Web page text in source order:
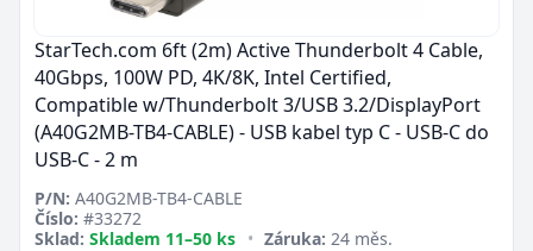
StarTech.com 6ft (2m) Active Thunderbolt 4 Cable,
40Gbps, 100W PD, 4K/8K, Intel Certified,
Compatible w/Thunderbolt 3/USB 3.2/DisplayPort
(A40G2MB-TB4-CABLE) - USB kabel typ C - USB-C do
USB-C - 2 m
P/N: A40G2MB-TB4-CABLE
Číslo: #33272
Sklad: Skladem 11–50 ks • Záruka: 24 měs.